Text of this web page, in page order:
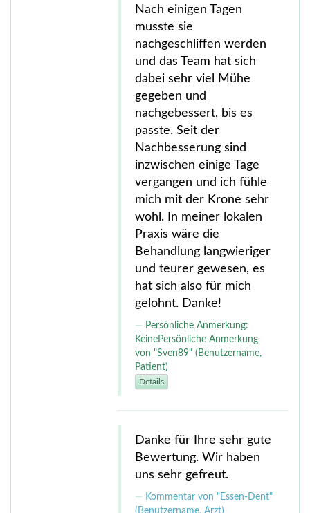
Nach einigen Tagen
musste sie
nachgeschliffen werden
und das Team hat sich
dabei sehr viel Mühe
gegeben und
nachgebessert, bis es
passte. Seit der
Nachbesserung sind
inzwischen einige Tage
vergangen und ich fühle
mich mit der Krone sehr
wohl. In meiner lokalen
Praxis wäre die
Behandlung langwieriger
und teurer gewesen, es
hat sich also für mich
gelohnt. Danke!
Persönliche Anmerkung:
KeinePersönliche Anmerkung
von "Sven89" (Benutzername,
Patient)
Details
Danke für Ihre sehr gute
Bewertung. Wir haben
uns sehr gefreut.
Kommentar von "Essen-Dent"